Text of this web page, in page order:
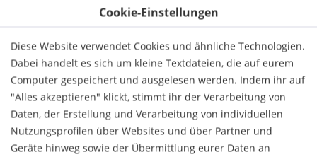
Cookie-Einstellungen
Diese Website verwendet Cookies und ähnliche Technologien.
Dabei handelt es sich um kleine Textdateien, die auf eurem
Computer gespeichert und ausgelesen werden. Indem ihr auf
"Alles akzeptieren" klickt, stimmt ihr der Verarbeitung von
Daten, der Erstellung und Verarbeitung von individuellen
Nutzungsprofilen über Websites und über Partner und
Geräte hinweg sowie der Übermittlung eurer Daten an
inkl. MwSt. zzgl. Versandkosten
Derzeit nicht lieferbar.